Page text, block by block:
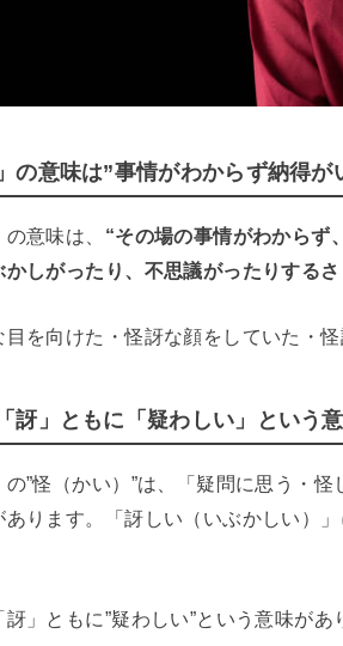
の意味は”事情がわからず納得が
の意味は、 “その場の事情がわからず
かしがったり、不思議がったりする
目を向けた・怪訝な顔をしていた・
訝」ともに「疑わしい」という
の”怪（かい）”は、「疑問に思う・
あります。「訝しい（いぶかしい）
訝」ともに”疑わしい”という意味が